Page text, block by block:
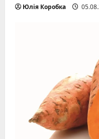
Юлія Коробка